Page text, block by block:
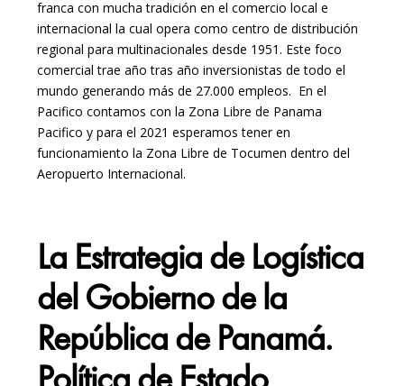
franca con mucha tradición en el comercio local e
internacional la cual opera como centro de distribución
regional para multinacionales desde 1951. Este foco
comercial trae año tras año inversionistas de todo el
mundo generando más de 27.000 empleos. En el
Pacifico contamos con la Zona Libre de Panama
Pacifico y para el 2021 esperamos tener en
funcionamiento la Zona Libre de Tocumen dentro del
Aeropuerto Internacional.
La Estrategia de Logística
del Gobierno de la
República de Panamá.